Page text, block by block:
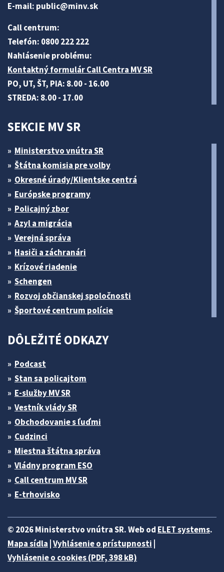
E-mail: public@minv.sk
Call centrum:
Telefón: 0800 222 222
Nahlásenie problému:
Kontaktný formulár Call Centra MV SR
PO, UT, ŠT, PIA: 8.00 - 16.00
STREDA: 8.00 - 17.00
SEKCIE MV SR
Ministerstvo vnútra SR
Štátna komisia pre volby
Okresné úrady/Klientske centrá
Európske programy
Policajný zbor
Azyl a migrácia
Verejná správa
Hasiči a záchranári
Krízové riadenie
Schengen
Rozvoj občianskej spoločnosti
Športové centrum polície
DÔLEŽITÉ ODKAZY
Podcast
Stan sa policajtom
E-služby MV SR
Vestník vlády SR
Obchodovanie s ľuďmi
Cudzinci
Miestna štátna správa
Vládny program ESO
Call centrum MV SR
E-trhovisko
© 2026 Ministerstvo vnútra SR. Web od ELET systems.
Mapa sídla Vyhlásenie o prístupnosti
Vyhlásenie o cookies (PDF, 398 kB)